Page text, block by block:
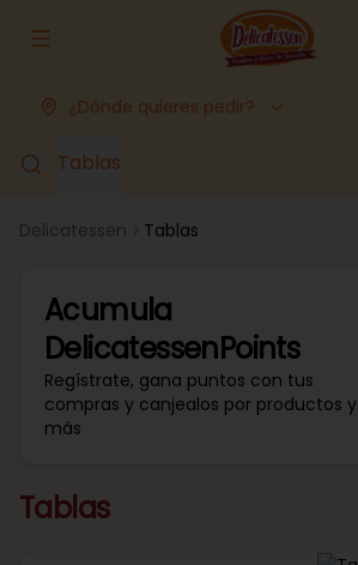
Abrir menu de navegación
¿Dónde quieres pedir?
Tablas
Delicatessen Tablas
Acumula
DelicatessenPoints
Regístrate, gana puntos con tus
compras y canjealos por productos y
más
Tablas